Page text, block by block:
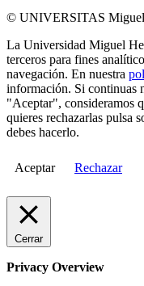
© UNIVERSITAS Miguel
La Universidad Miguel
terceros para fines
navegación. En nuestra
información. Si continuas
"Aceptar", consideramos
quieres rechazarlas pulsa
debes hacerlo.
Aceptar Rechazar
Cerrar
Privacy Overview